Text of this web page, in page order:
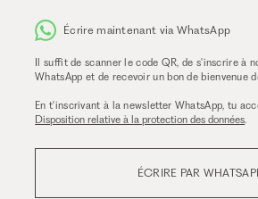
Écrire maintenant via WhatsApp
Il suffit de scanner le code QR, de s'inscrire à
WhatsApp et de recevoir un bon de bienvenue
En t'inscrivant à la newsletter WhatsApp, tu
Disposition relative à la protection des données
ÉCRIRE PAR